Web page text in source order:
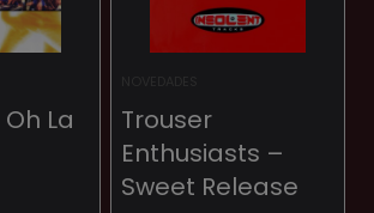
La
Trouser
Enthusiasts ‎–
Sweet Release